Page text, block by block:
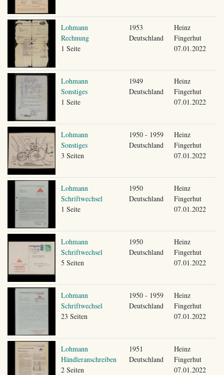
Lohmann
Rechnung
1 Seite
1953
Deutschland
Heinz
Fingerhut
07.01.2022
Lohmann
Sonstiges
1 Seite
1949
Deutschland
Heinz
Fingerhut
07.01.2022
Lohmann
Sonstiges
3 Seiten
1950 - 1959
Deutschland
Heinz
Fingerhut
07.01.2022
Lohmann
Schriftwechsel
1 Seite
1950
Deutschland
Heinz
Fingerhut
07.01.2022
Lohmann
Schriftwechsel
5 Seiten
1950
Deutschland
Heinz
Fingerhut
07.01.2022
Lohmann
Schriftwechsel
23 Seiten
1950 - 1959
Deutschland
Heinz
Fingerhut
07.01.2022
Lohmann
Händleranschreiben
2 Seiten
1951
Deutschland
Heinz
Fingerhut
07.01.2022